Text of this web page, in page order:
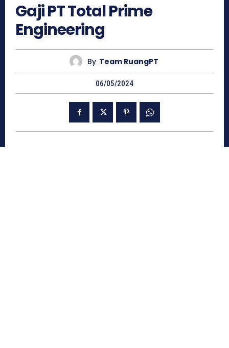
Gaji PT Total Prime
Engineering
By Team RuangPT
06/05/2024